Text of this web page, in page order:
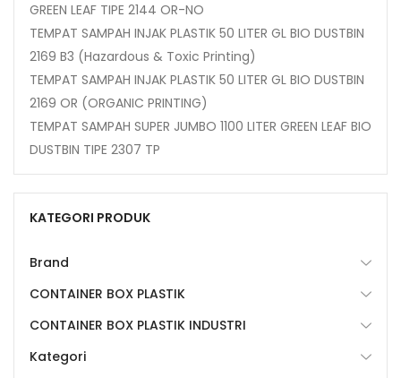
GREEN LEAF TIPE 2144 OR-NO
TEMPAT SAMPAH INJAK PLASTIK 50 LITER GL BIO DUSTBIN
2169 B3 (Hazardous & Toxic Printing)
TEMPAT SAMPAH INJAK PLASTIK 50 LITER GL BIO DUSTBIN
2169 OR (ORGANIC PRINTING)
TEMPAT SAMPAH SUPER JUMBO 1100 LITER GREEN LEAF BIO
DUSTBIN TIPE 2307 TP
KATEGORI PRODUK
Brand
CONTAINER BOX PLASTIK
CONTAINER BOX PLASTIK INDUSTRI
Kategori